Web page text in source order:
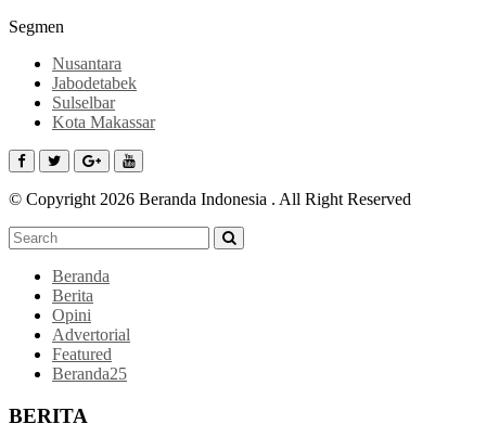
Segmen
Nusantara
Jabodetabek
Sulselbar
Kota Makassar
© Copyright 2026 Beranda Indonesia . All Right Reserved
Beranda
Berita
Opini
Advertorial
Featured
Beranda25
BERITA